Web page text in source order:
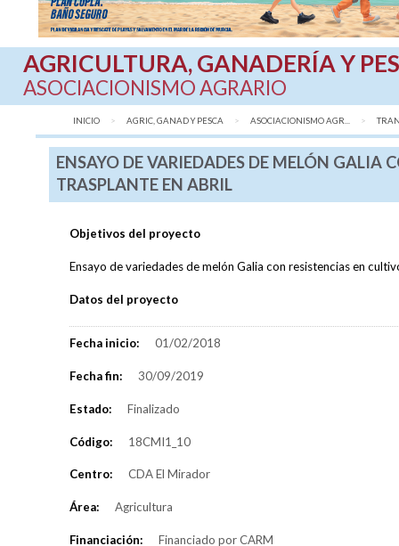
AGRICULTURA, GANADERÍA Y
ASOCIACIONISMO AGRARIO
INICIO AGRIC, GANAD Y PESCA ASOCIACIONISMO AGR...
ENSAYO DE VARIEDADES DE MELÓN GALIA
TRASPLANTE EN ABRIL
Objetivos del proyecto
Ensayo de variedades de melón Galia con resistencias en
Datos del proyecto
Fecha inicio: 01/02/2018
Fecha fin: 30/09/2019
Estado: Finalizado
Código: 18CMI1_10
Centro: CDA El Mirador
Área: Agricultura
Financiación: Financiado por CARM